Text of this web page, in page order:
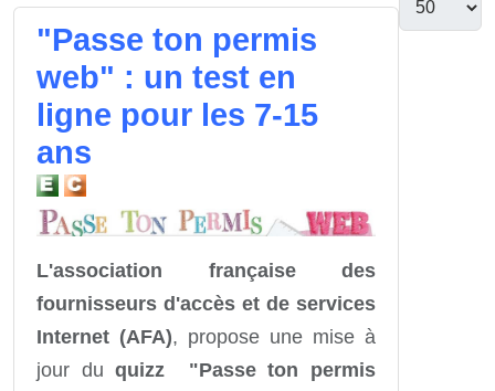
"Passe ton permis
web" : un test en
ligne pour les 7-15
ans
L'association française des
fournisseurs d'accès et de services
Internet (AFA), propose une mise à
jour duquizz "Passe ton permis